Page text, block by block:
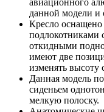
данной модели и
Кресло
подлокотниками
откидными
имеют две
изменять высоту
Данная модель
сиденьем
мелкую полоску.